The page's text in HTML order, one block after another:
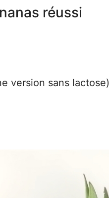
réussi
version sans lactose)